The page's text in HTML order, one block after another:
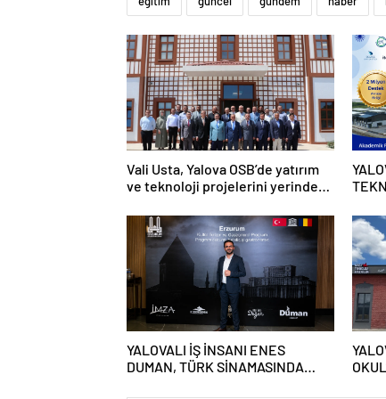
Vali Usta, Yalova OSB’de yatırım
ve teknoloji projelerini yerinde
YALOVALI İŞ İNSANI ENES
DUMAN, TÜRK SİNAMASINDA